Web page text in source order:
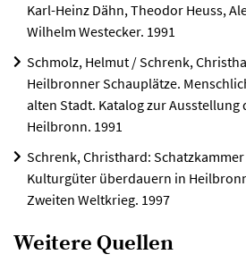
Karl-Heinz Dähn, Theodor Heuss,
Wilhelm Westecker. 1991
Schmolz, Helmut / Schrenk,
Heilbronner Schauplätze.
alten Stadt. Katalog zur Ausstellung
Heilbronn. 1991
Schrenk, Christhard:
Kulturgüter überdauern in
Zweiten Weltkrieg. 1997
Weitere Quellen